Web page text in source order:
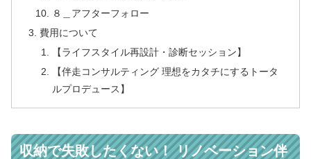
８＿アフターフォロー
費用について
【ライフスタイル再設計・診断セッション】
【伴走コンサルティング 理想をカタチにするトータ
ルプロデュース】
収納で失敗したくない！ リノベーション伴